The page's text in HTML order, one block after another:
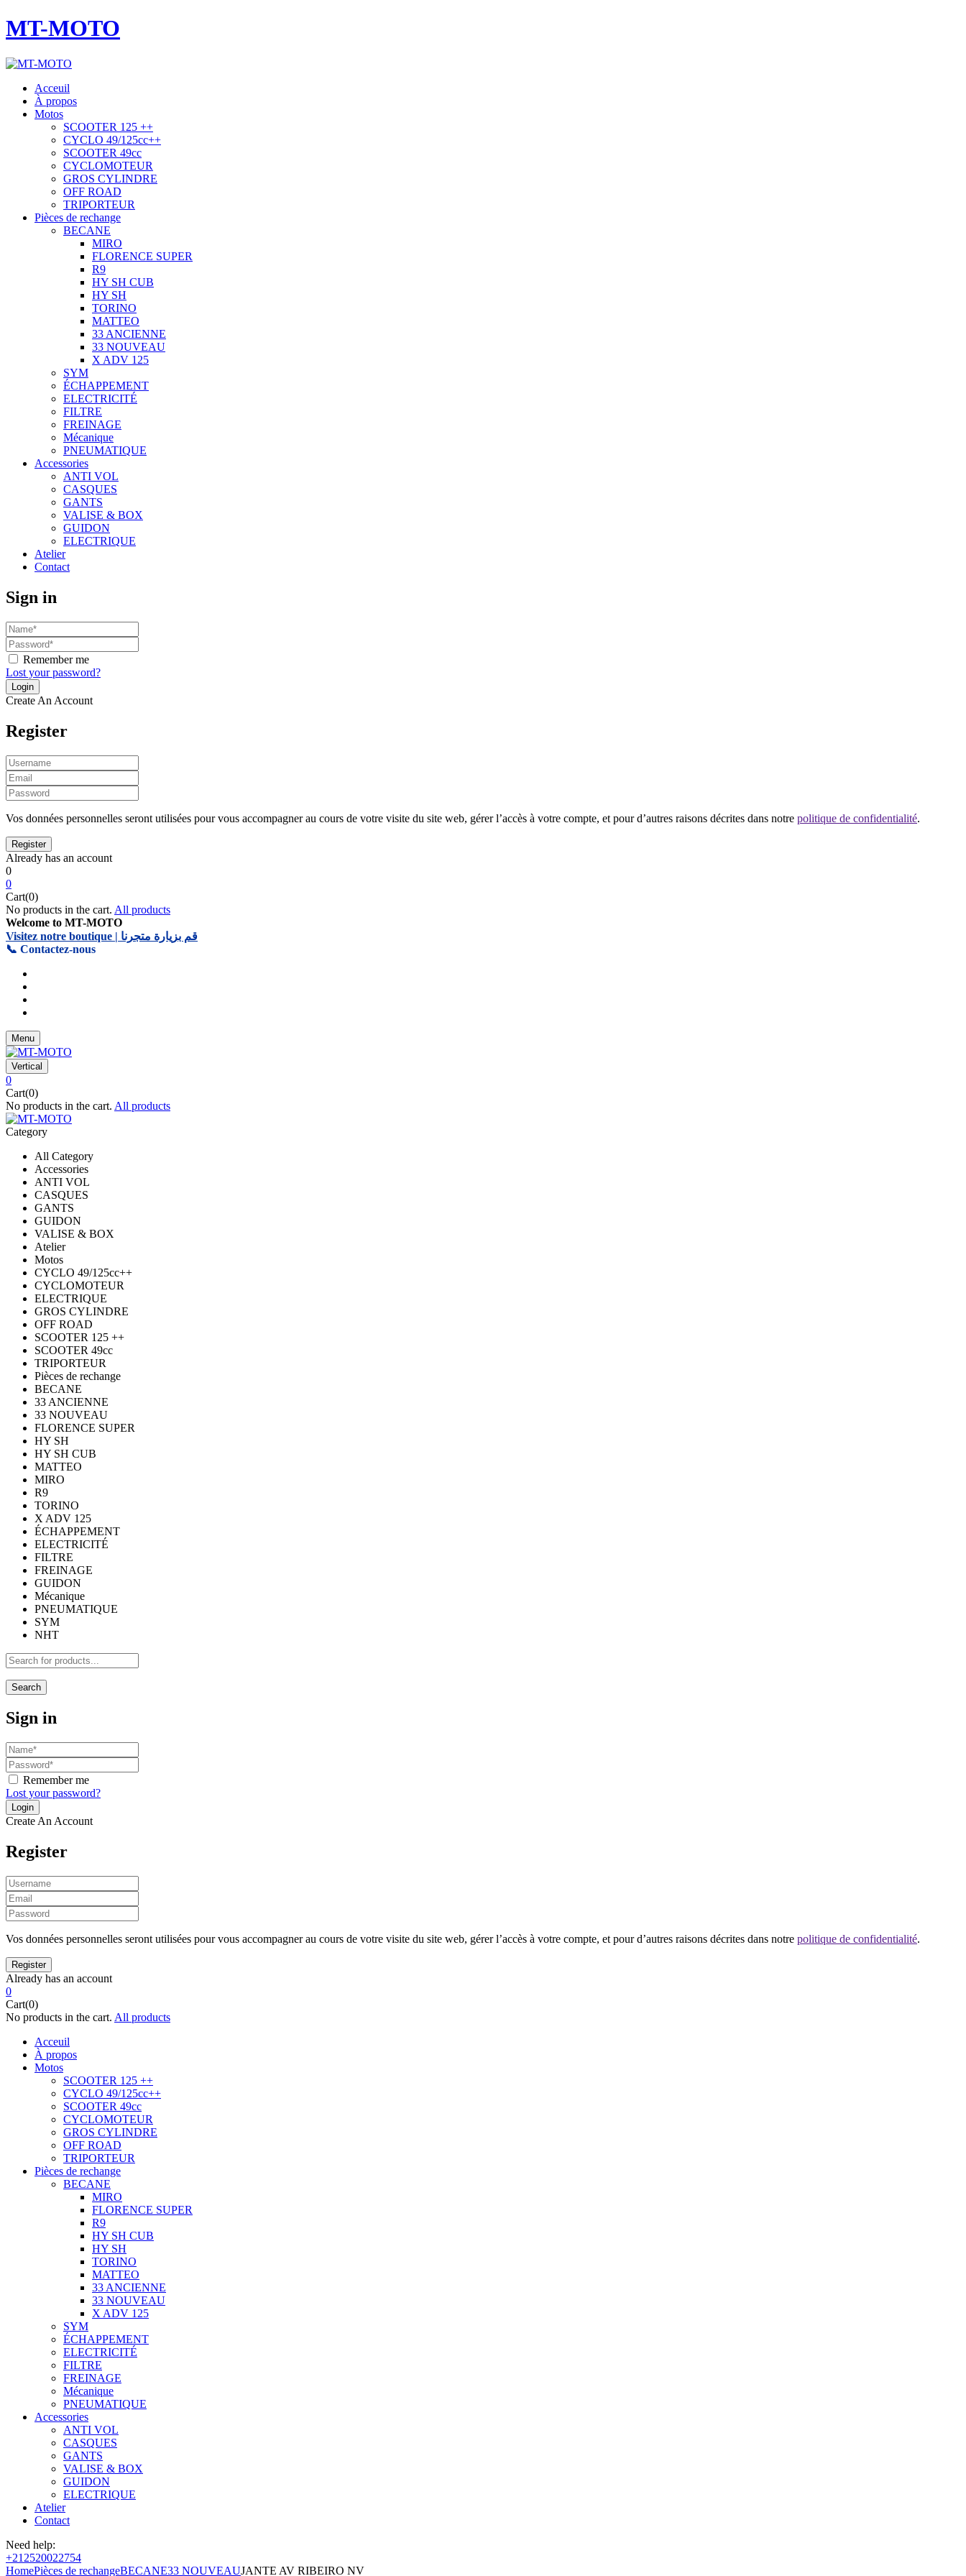
MT-MOTO
Acceuil
À propos
Motos
SCOOTER 125 ++
CYCLO 49/125cc++
SCOOTER 49cc
CYCLOMOTEUR
GROS CYLINDRE
OFF ROAD
TRIPORTEUR
Pièces de rechange
BECANE
MIRO
FLORENCE SUPER
R9
HY SH CUB
HY SH
TORINO
MATTEO
33 ANCIENNE
33 NOUVEAU
X ADV 125
SYM
ÉCHAPPEMENT
ELECTRICITÉ
FILTRE
FREINAGE
Mécanique
PNEUMATIQUE
Accessories
ANTI VOL
CASQUES
GANTS
VALISE & BOX
GUIDON
ELECTRIQUE
Atelier
Contact
Sign in
Remember me
Lost your password?
Create An Account
Register
Vos données personnelles seront utilisées pour vous accompagner au cours de votre visite du site web, gérer l’accès à votre compte, et pour d’autres raisons décrites dans notre politique de confidentialité.
Already has an account
0
0
Cart(0)
No products in the cart. All products
Welcome to MT-MOTO
Visitez notre boutique | قم بزيارة متجرنا
📞 Contactez-nous
Menu
Vertical
0
Cart(0)
No products in the cart. All products
Category
All Category
Accessories
ANTI VOL
CASQUES
GANTS
GUIDON
VALISE & BOX
Atelier
Motos
CYCLO 49/125cc++
CYCLOMOTEUR
ELECTRIQUE
GROS CYLINDRE
OFF ROAD
SCOOTER 125 ++
SCOOTER 49cc
TRIPORTEUR
Pièces de rechange
BECANE
33 ANCIENNE
33 NOUVEAU
FLORENCE SUPER
HY SH
HY SH CUB
MATTEO
MIRO
R9
TORINO
X ADV 125
ÉCHAPPEMENT
ELECTRICITÉ
FILTRE
FREINAGE
GUIDON
Mécanique
PNEUMATIQUE
SYM
NHT
Search
Sign in
Remember me
Lost your password?
Create An Account
Register
Vos données personnelles seront utilisées pour vous accompagner au cours de votre visite du site web, gérer l’accès à votre compte, et pour d’autres raisons décrites dans notre politique de confidentialité.
Already has an account
0
Cart(0)
No products in the cart. All products
Acceuil
À propos
Motos
SCOOTER 125 ++
CYCLO 49/125cc++
SCOOTER 49cc
CYCLOMOTEUR
GROS CYLINDRE
OFF ROAD
TRIPORTEUR
Pièces de rechange
BECANE
MIRO
FLORENCE SUPER
R9
HY SH CUB
HY SH
TORINO
MATTEO
33 ANCIENNE
33 NOUVEAU
X ADV 125
SYM
ÉCHAPPEMENT
ELECTRICITÉ
FILTRE
FREINAGE
Mécanique
PNEUMATIQUE
Accessories
ANTI VOL
CASQUES
GANTS
VALISE & BOX
GUIDON
ELECTRIQUE
Atelier
Contact
Need help:
+212520022754
HomePièces de rechangeBECANE33 NOUVEAUJANTE AV RIBEIRO NV